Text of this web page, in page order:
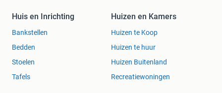
Huis en Inrichting
Bankstellen
Bedden
Stoelen
Tafels
Huizen en Kamers
Huizen te Koop
Huizen te huur
Huizen Buitenland
Recreatiewoningen